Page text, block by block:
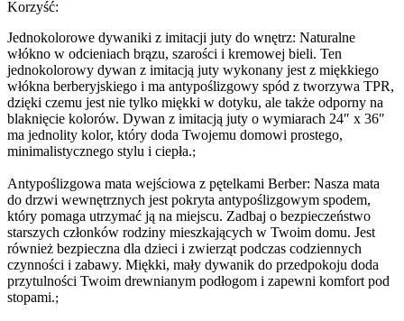
Korzyść:
Jednokolorowe dywaniki z imitacji juty do wnętrz: Naturalne
włókno w odcieniach brązu, szarości i kremowej bieli. Ten
jednokolorowy dywan z imitacją juty wykonany jest z miękkiego
włókna berberyjskiego i ma antypoślizgowy spód z tworzywa TPR,
dzięki czemu jest nie tylko miękki w dotyku, ale także odporny na
blaknięcie kolorów. Dywan z imitacją juty o wymiarach 24″ x 36″
ma jednolity kolor, który doda Twojemu domowi prostego,
minimalistycznego stylu i ciepła.;
Antypoślizgowa mata wejściowa z pętelkami Berber: Nasza mata
do drzwi wewnętrznych jest pokryta antypoślizgowym spodem,
który pomaga utrzymać ją na miejscu. Zadbaj o bezpieczeństwo
starszych członków rodziny mieszkających w Twoim domu. Jest
również bezpieczna dla dzieci i zwierząt podczas codziennych
czynności i zabawy. Miękki, mały dywanik do przedpokoju doda
przytulności Twoim drewnianym podłogom i zapewni komfort pod
stopami.;